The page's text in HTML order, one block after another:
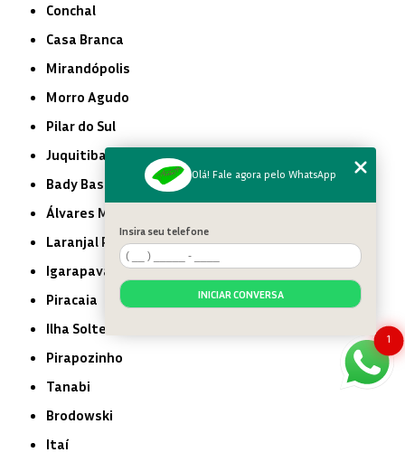
Conchal
Casa Branca
Mirandópolis
Morro Agudo
Pilar do Sul
Juquitiba
Bady Bassitt
Álvares Machado
Laranjal Paulista
Igarapava
Piracaia
Ilha Solteira
Pirapozinho
Tanabi
Brodowski
Itaí
1
Olá! Fale agora pelo WhatsApp
Insira seu telefone
INICIAR CONVERSA